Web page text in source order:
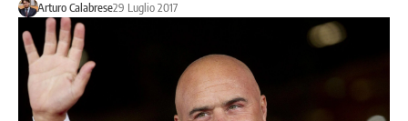
Arturo Calabrese29 Luglio 2017